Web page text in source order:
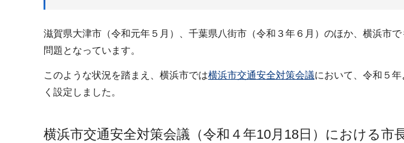
滋賀県大津市（令和元年５月）、千葉県八街市（令和３年６月）のほか、横浜市
問題となっています。
このような状況を踏まえ、横浜市では横浜市交通安全対策会議において、令和５
く設定しました。
横浜市交通安全対策会議（令和４年10月18日）における市